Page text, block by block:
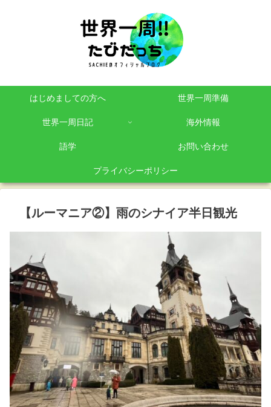
はじめましての方へ 世界一周準備
世界一周日記 海外情報
語学 お問い合わせ
プライバシーポリシー
【ルーマニア②】雨のシナイア半日観光